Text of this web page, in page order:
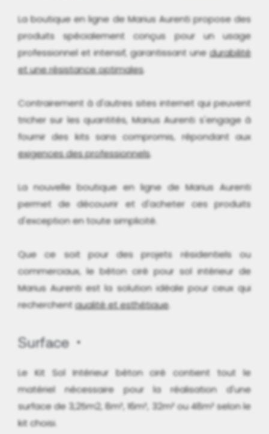
La boutique en ligne de Marius Aurenti propose des
produits spécialement conçus pour un usage
professionnel et intensif, garantissant unedurabilité
et une résistance optimales.
Contrairement à d'autres sites internet qui peuvent
tricher sur les quantités, Marius Aurenti s'engage à
fournir des kits sans compromis, répondant aux
exigences des professionnels.
La nouvelle boutique en ligne de Marius Aurenti
permet de découvrir et d'acheter ces produits
d'exception en toute simplicité.
Que ce soit pour des projets résidentiels ou
commerciaux, le béton ciré pour sol intérieur de
Marius Aurenti est la solution idéale pour ceux qui
recherchentqualité et esthétique.
Surface
Le Kit Sol Intérieur béton ciré contient tout le
matériel nécessairepour la réalisation d'une
surface de 3,25m2, 8m², 16m², 32m² ou 48m² selon le
kit choisi.